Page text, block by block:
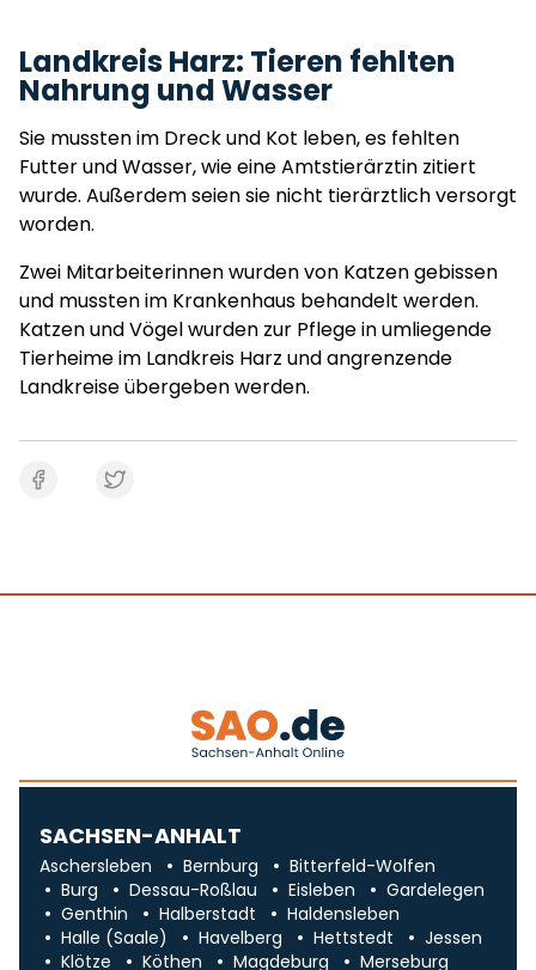
Landkreis Harz: Tieren fehlten
Nahrung und Wasser
Sie mussten im Dreck und Kot leben, es fehlten
Futter und Wasser, wie eine Amtstierärztin zitiert
wurde. Außerdem seien sie nicht tierärztlich versorgt
worden.
Zwei Mitarbeiterinnen wurden von Katzen gebissen
und mussten im Krankenhaus behandelt werden.
Katzen und Vögel wurden zur Pflege in umliegende
Tierheime im Landkreis Harz und angrenzende
Landkreise übergeben werden.
SACHSEN-ANHALT
Aschersleben Bernburg
Bitterfeld-Wolfen
Burg
Dessau-Roßlau Eisleben
Gardelegen
Genthin
Halberstadt
Haldensleben
Halle (Saale)
Havelberg Hettstedt
Jessen
Klötze
Köthen Magdeburg Merseburg